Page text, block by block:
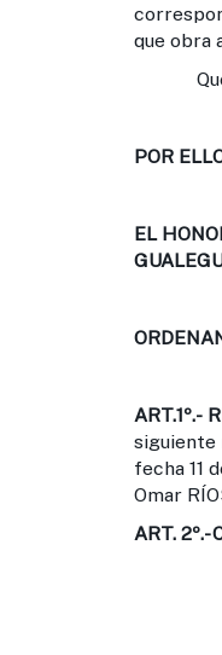
que obra
Que a
POR
EL
ART.1º.-
siguiente
fecha 11
Omar
ART. 2º.-